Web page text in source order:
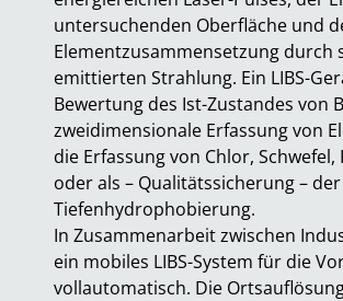
untersuchenden Oberfläche und
Elementzusammensetzung
emittierten Strahlung. Ein LIBS-
Bewertung des Ist-Zustandes
zweidimensionale Erfassung von
die Erfassung von Chlor,
oder als – Qualitätssicherung –
Tiefenhydrophobierung.
In Zusammenarbeit zwischen
ein mobiles LIBS-System für die
vollautomatisch. Die